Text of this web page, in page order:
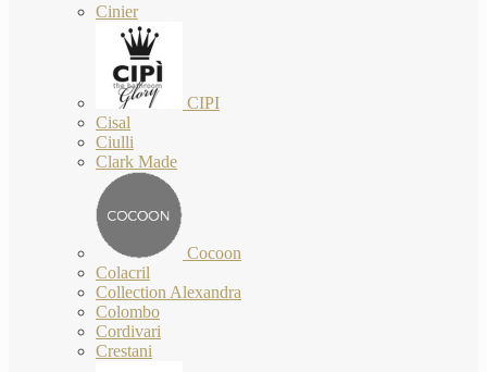
Cinier
CIPI
Cisal
Ciulli
Clark Made
Cocoon
Colacril
Collection Alexandra
Colombo
Cordivari
Crestani